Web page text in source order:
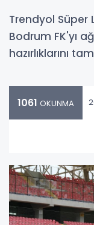
Trendyol Süper
Bodrum FK'yı
hazırlıklarını
1061 OKUNMA